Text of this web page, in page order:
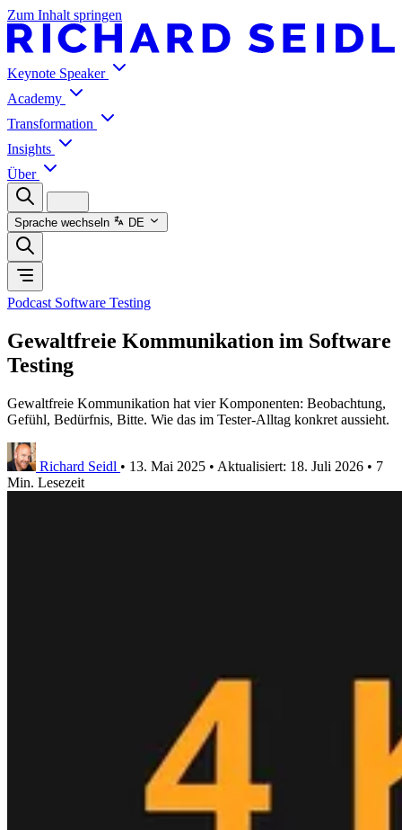
Zum Inhalt springen
Keynote Speaker
Academy
Transformation
Insights
Über
Sprache wechseln DE
Podcast Software Testing
Gewaltfreie Kommunikation im Software
Testing
Gewaltfreie Kommunikation hat vier Komponenten: Beobachtung,
Gefühl, Bedürfnis, Bitte. Wie das im Tester-Alltag konkret aussieht.
Richard Seidl • 13. Mai 2025 • Aktualisiert: 18. Juli 2026 • 7
Min. Lesezeit